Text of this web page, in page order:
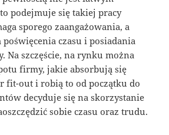
podejmuje się takiej pracy
sporego zaangażowania, a
czasu i posiadania
Na szczęście, na rynku można
firmy, jakie absorbują się
fit-out i robią to od początku do
decyduje się na skorzystanie
sobie czasu oraz trudu.